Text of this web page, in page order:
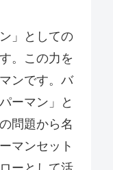
」としての
。この力を
ンです。バ
ーマン」と
問題から名
マンセット